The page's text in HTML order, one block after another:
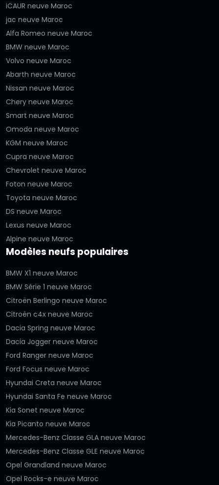
iCAUR neuve Maroc
jac neuve Maroc
Alfa Romeo neuve Maroc
BMW neuve Maroc
Volvo neuve Maroc
Abarth neuve Maroc
Nissan neuve Maroc
Chery neuve Maroc
Smart neuve Maroc
Omoda neuve Maroc
KGM neuve Maroc
Cupra neuve Maroc
Chevrolet neuve Maroc
Foton neuve Maroc
Toyota neuve Maroc
DS neuve Maroc
Lexus neuve Maroc
Alpine neuve Maroc
Modèles neufs populaires
BMW X1 neuve Maroc
BMW Série 1 neuve Maroc
Citroën Berlingo neuve Maroc
Citroën c4x neuve Maroc
Dacia Spring neuve Maroc
Dacia Jogger neuve Maroc
Ford Ranger neuve Maroc
Ford Focus neuve Maroc
Hyundai Creta neuve Maroc
Hyundai Santa Fe neuve Maroc
Kia Sonet neuve Maroc
Kia Picanto neuve Maroc
Mercedes-Benz Classe GLA neuve Maroc
Mercedes-Benz Classe GLE neuve Maroc
Opel Grandland neuve Maroc
Opel Rocks-e neuve Maroc